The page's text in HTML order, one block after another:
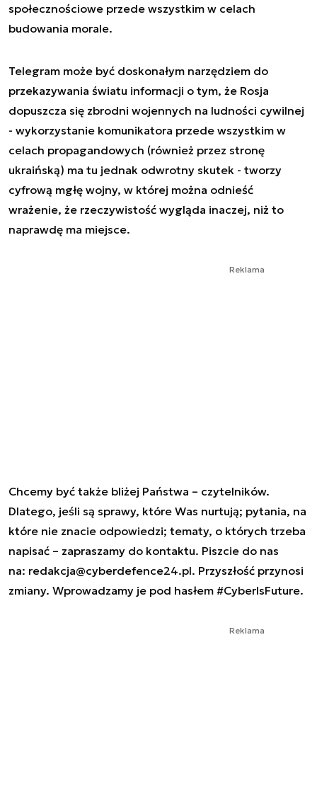
społecznościowe przede wszystkim w celach
budowania morale.
Telegram może być doskonałym narzędziem do
przekazywania światu informacji o tym, że Rosja
dopuszcza się zbrodni wojennych na ludności cywilnej
- wykorzystanie komunikatora przede wszystkim w
celach propagandowych (również przez stronę
ukraińską) ma tu jednak odwrotny skutek - tworzy
cyfrową mgłę wojny, w której można odnieść
wrażenie, że rzeczywistość wygląda inaczej, niż to
naprawdę ma miejsce.
Reklama
Chcemy być także bliżej Państwa – czytelników.
Dlatego, jeśli są sprawy, które Was nurtują; pytania, na
które nie znacie odpowiedzi; tematy, o których trzeba
napisać – zapraszamy do kontaktu. Piszcie do nas
na: redakcja@cyberdefence24.pl. Przyszłość przynosi
zmiany. Wprowadzamy je pod hasłem #CyberIsFuture.
Reklama